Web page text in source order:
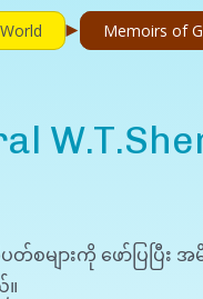
► Memoirs of
ားကို ဖော်ပြပြီး အမိ
။